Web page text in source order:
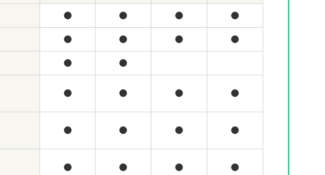
● ● ● ●
● ● ● ●
● ●
● ● ● ●
● ● ● ●
● ● ● ●